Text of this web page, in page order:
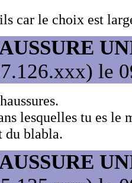
car le choix est
le
lesquelles tu es le
du blabla.